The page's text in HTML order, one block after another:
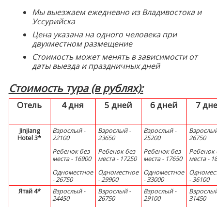
Мы выезжаем ежедневно из Владивостока и
Уссурийска
Цена указана на одного человека при
двухместном размещение
Стоимость может менять в зависимости от
даты выезда и праздничных дней
Стоимость тура (в рублях):
Отель 4 дня 5 дней 6 дней 7
Jinjiang
Hotel 3*
Взрослый -
22100
Ребенок без
места - 16900
Одноместное
- 26750
Взрослый -
23650
Ребенок без
места - 17250
Одноместное
- 29900
Взрослый -
25200
Ребенок без
места - 17650
Одноместное
- 33000
26750
Ребенок
места -
- 36100
Ятай 4*
Взрослый -
24450
Взрослый -
26750
Взрослый -
29100
31450